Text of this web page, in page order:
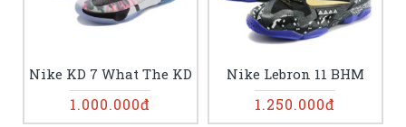
Nike KD 7 What The KD
1.000.000đ
Nike Lebron 11 BHM
1.250.000đ